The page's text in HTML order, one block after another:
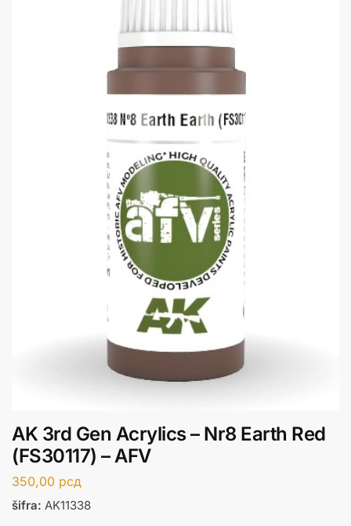
AK 3rd Gen Acrylics – Nr8 Earth Red
(FS30117) – AFV
350,00 рсд
šifra: AK11338